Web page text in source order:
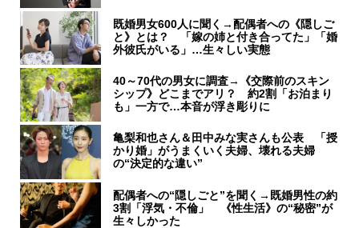
既婚男女600人に聞く→配偶者への《隠しご
と》とは？ 「嫁の姉と付き合ってた」「婚
外彼氏がいる」…生々しい実態
40～70代の男女に調査→《交際前のスキン
シップ》どこまでアリ？ 約2割「お泊まり
も」一方で…本音が浮き彫りに
亀梨和也さん＆田中みな実さんも公表 「授
かり婚」がうまくいく夫婦、壊れる夫婦
の“決定的な違い”
配偶者への“隠しごと”を聞く→既婚男性の約
3割「浮気・不倫」 《性生活》の“秘密”が
生々しかった